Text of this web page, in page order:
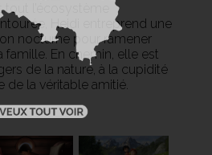
l’écosystème
Heidi entreprend une
nocturne pour ramener
famille. En chemin, elle est
de la nature, à la cupidité
de la véritable amitié.